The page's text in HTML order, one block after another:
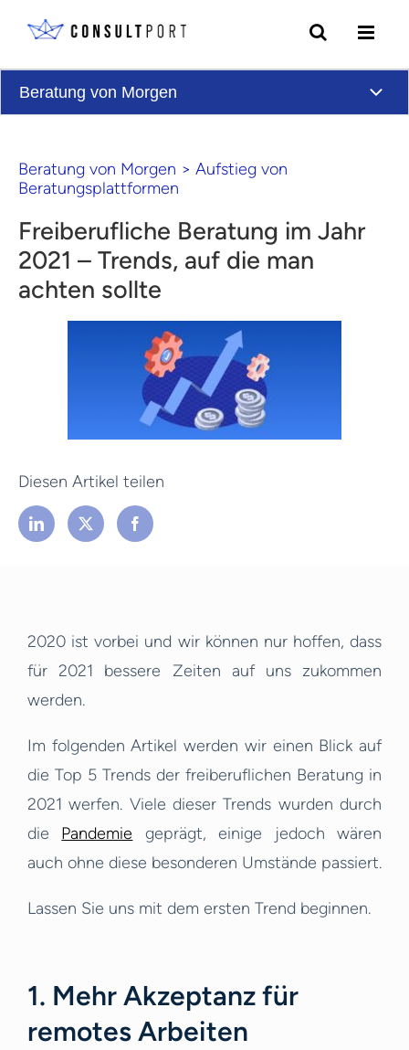
Beratung von Morgen
Beratung von Morgen > Aufstieg von
Beratungsplattformen
Freiberufliche Beratung im Jahr
2021 – Trends, auf die man
achten sollte
Diesen Artikel teilen
2020 ist vorbei und wir können nur hoffen, dass
für 2021 bessere Zeiten auf uns zukommen
werden.
Im folgenden Artikel werden wir einen Blick auf
die Top 5 Trends der freiberuflichen Beratung in
2021 werfen. Viele dieser Trends wurden durch
die Pandemie geprägt, einige jedoch wären
auch ohne diese besonderen Umstände passiert.
Lassen Sie uns mit dem ersten Trend beginnen.
1. Mehr Akzeptanz für
remotes Arbeiten